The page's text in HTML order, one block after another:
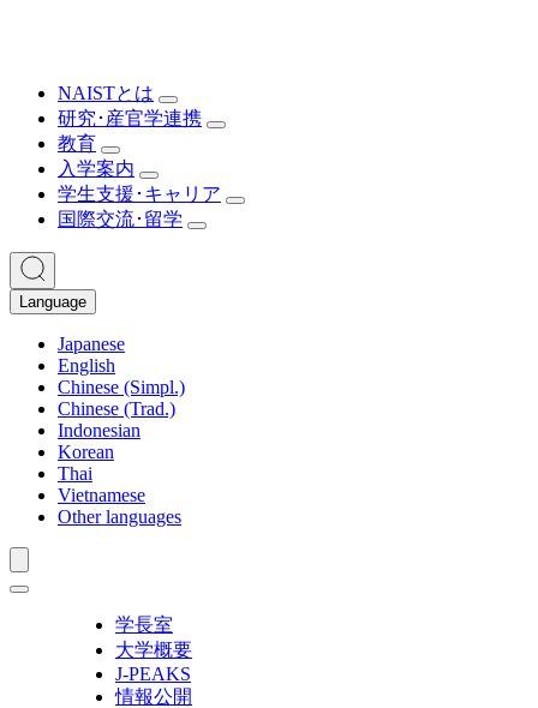
NAISTとは
研究･産官学連携
教育
入学案内
学生支援･キャリア
国際交流･留学
Language
Japanese
English
Chinese (Simpl.)
Chinese (Trad.)
Indonesian
Korean
Thai
Vietnamese
Other languages
学長室
大学概要
J-PEAKS
情報公開